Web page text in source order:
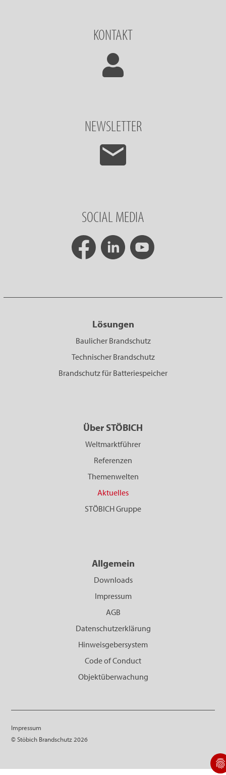
KONTAKT
NEWSLETTER
SOCIAL MEDIA
Lösungen
Baulicher Brandschutz
Technischer Brandschutz
Brandschutz für Batteriespeicher
Über STÖBICH
Weltmarktführer
Referenzen
Themenwelten
Aktuelles
STÖBICH Gruppe
Allgemein
Downloads
Impressum
AGB
Datenschutzerklärung
Hinweisgebersystem
Code of Conduct
Objektüberwachung
Impressum
© Stöbich Brandschutz 2026